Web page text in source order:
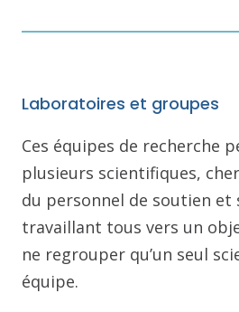
Laboratoires et groupes
Ces équipes de recherche
plusieurs scientifiques,
du personnel de soutien et
travaillant tous vers un
ne regrouper qu’un seul
équipe.